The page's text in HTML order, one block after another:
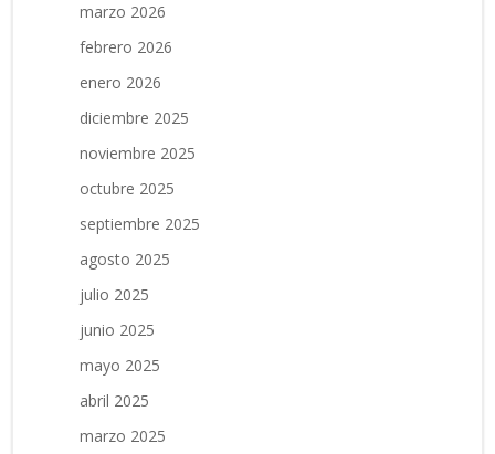
marzo 2026
febrero 2026
enero 2026
diciembre 2025
noviembre 2025
octubre 2025
septiembre 2025
agosto 2025
julio 2025
junio 2025
mayo 2025
abril 2025
marzo 2025